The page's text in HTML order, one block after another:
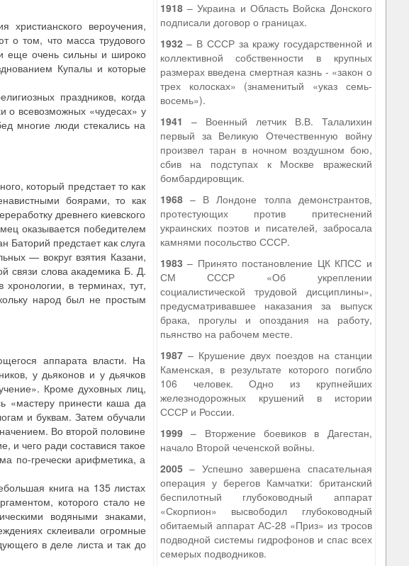
вероучения,
о том, что масса трудового
еще очень сильны и широко
Купалы и которые
праздников, когда
о всевозможных «чудесах» у
многие люди стекались на
который предстает то как
боярами, то как
древнего киевского
оказывается победителем
Баторий предстает как слуга
— вокруг взятия Казани,
связи слова академика Б. Д.
в терминах, тут,
народ был не простым
аппарата власти. На
у дьяконов и у дьячков
Кроме духовных лиц,
«мастеру принести каша да
и буквам. Затем обучали
Во второй половине
и чего ради составися такое
по-гречески арифметика, а
книга на 135 листах
которого стало не
водяными знаками,
склеивали огромные
в деле листа и так до
1918– Украина и Область Войска Донского
подписали договор о границах.
1932– В СССР за кражу государственной и
коллективной собственности в крупных
размерах введена смертная казнь - «закон о
трех колосках» (знаменитый «указ семь-
восемь»).
1941 – Военный летчик В.В. Талалихин
первый за Великую Отечественную войну
произвел таран в ночном воздушном бою,
сбив на подступах к Москве вражеский
бомбардировщик.
1968– В Лондоне толпа демонстрантов,
протестующих против притеснений
украинских поэтов и писателей, забросала
камнями посольство СССР.
1983 – Принято постановление ЦК КПСС и
СМ СССР «Об укреплении
социалистической трудовой дисциплины»,
предусматривавшее наказания за выпуск
брака, прогулы и опоздания на работу,
пьянство на рабочем месте.
1987– Крушение двух поездов на станции
Каменская, в результате которого погибло
106 человек. Одно из крупнейших
железнодорожных крушений в истории
СССР и России.
1999– Вторжение боевиков в Дагестан,
начало Второй чеченской войны.
2005– Успешно завершена спасательная
операция у берегов Камчатки: британский
беспилотный глубоководный аппарат
«Скорпион» высвободил глубоководный
обитаемый аппарат АС-28 «Приз» из тросов
подводной системы гидрофонов и спас всех
семерых подводников.